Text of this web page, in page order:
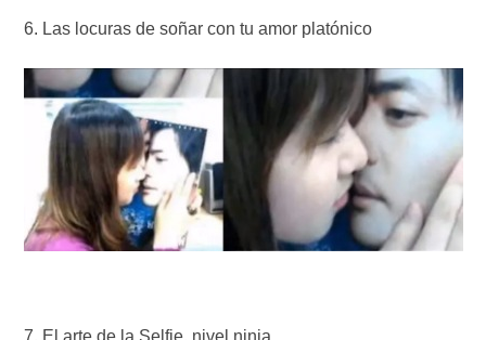
Las locuras de soñar con tu amor platónico
El arte de la Selfie, nivel ninja